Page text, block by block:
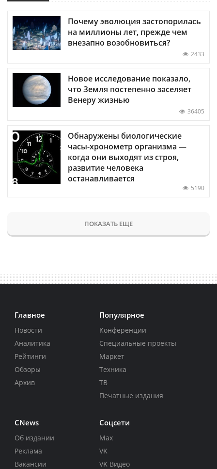
Почему эволюция застопорилась
на миллионы лет, прежде чем
внезапно возобновиться?
2433
Новое исследование показало,
что Земля постепенно заселяет
Венеру жизнью
36405
Обнаружены биологические
часы-хронометр организма —
когда они выходят из строя,
развитие человека
останавливается
5190
ПОКАЗАТЬ ЕЩЕ
Главное
Новости
Аналитика
Рейтинги
Обзоры
Архив
Популярное
Конференции
Специальные проекты
Маркет
Техника
ТВ
Печатные издания
CNews
Об издании
Реклама
Вакансии
Соцсети
Max
VK
VK Видео